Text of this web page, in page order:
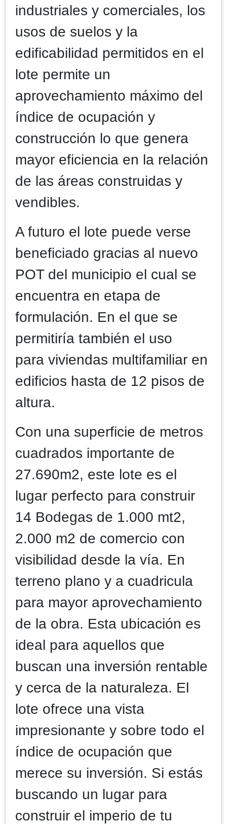
industriales y comerciales, los
usos de suelos y la
edificabilidad permitidos en el
lote permite un
aprovechamiento máximo del
índice de ocupación y
construcción lo que genera
mayor eficiencia en la relación
de las áreas construidas y
vendibles.
A futuro el lote puede verse
beneficiado gracias al nuevo
POT del municipio el cual se
encuentra en etapa de
formulación. En el que se
permitiría también el uso
para viviendas multifamiliar en
edificios hasta de 12 pisos de
altura.
Con una superficie de metros
cuadrados importante de
27.690m2, este lote es el
lugar perfecto para construir
14 Bodegas de 1.000 mt2,
2.000 m2 de comercio con
visibilidad desde la vía. En
terreno plano y a cuadricula
para mayor aprovechamiento
de la obra. Esta ubicación es
ideal para aquellos que
buscan una inversión rentable
y cerca de la naturaleza. El
lote ofrece una vista
impresionante y sobre todo el
índice de ocupación que
merece su inversión. Si estás
buscando un lugar para
construir el imperio de tu